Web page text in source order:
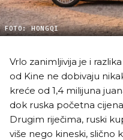
FOTO: HONGQI
Vrlo zanimljivija je i
od Kine ne dobivaju
kreće od 1,4 milijuna
dok ruska početna
Drugim riječima, ruski
više nego kineski, slično